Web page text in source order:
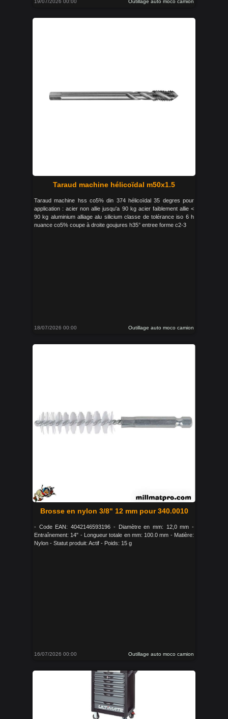
19/07/2026 00:00 Outillage auto moco camion
Taraud machine hélicoïdal m50x1.5
Taraud machine hss co5% din 374 hélicoïdal 35 degres pour
application : acier non allie jusqu'a 90 kg acier faiblement allie <
90 kg aluminium alliage alu silicium classe de tolérance iso 6 h
nuance co5% coupe à droite goujures h35° entree forme c2-3
18/07/2026 00:00 Outillage auto moco camion
Brosse en nylon 3/8" 12 mm pour 340.0010
- Code EAN: 4042146593196 - Diamètre en mm: 12,0 mm -
Entraînement: 14" - Longueur totale en mm: 100.0 mm - Matière:
Nylon - Statut produit: Actif - Poids: 15 g
16/07/2026 00:00 Outillage auto moco camion